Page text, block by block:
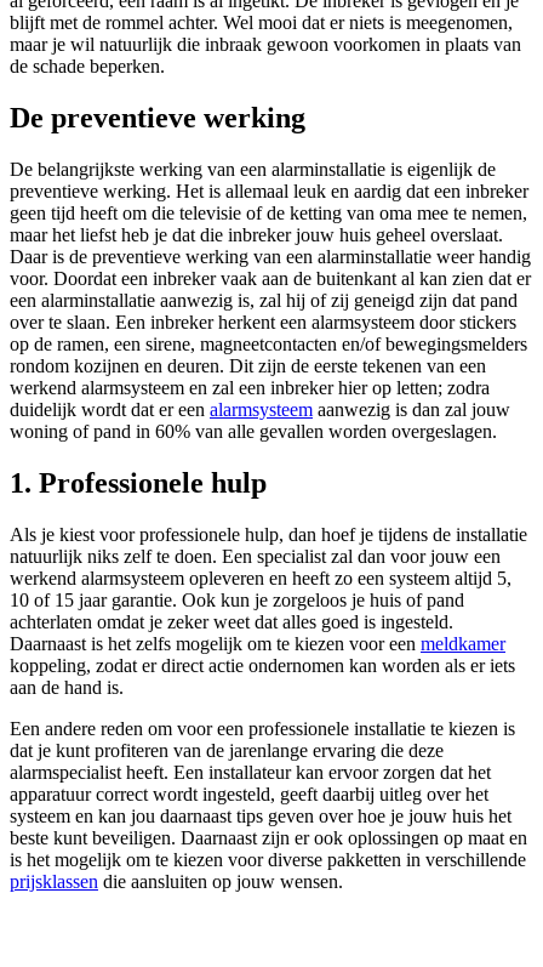
blijft met de rommel achter. Wel mooi dat er niets is meegenomen,
maar je wil natuurlijk die inbraak gewoon voorkomen in plaats van
de schade beperken.
De preventieve werking
De belangrijkste werking van een alarminstallatie is eigenlijk de
preventieve werking. Het is allemaal leuk en aardig dat een inbreker
geen tijd heeft om die televisie of de ketting van oma mee te nemen,
maar het liefst heb je dat die inbreker jouw huis geheel overslaat.
Daar is de preventieve werking van een alarminstallatie weer handig
voor. Doordat een inbreker vaak aan de buitenkant al kan zien dat er
een alarminstallatie aanwezig is, zal hij of zij geneigd zijn dat pand
over te slaan. Een inbreker herkent een alarmsysteem door stickers
op de ramen, een sirene, magneetcontacten en/of bewegingsmelders
rondom kozijnen en deuren. Dit zijn de eerste tekenen van een
werkend alarmsysteem en zal een inbreker hier op letten; zodra
duidelijk wordt dat er een alarmsysteem aanwezig is dan zal jouw
woning of pand in 60% van alle gevallen worden overgeslagen.
1. Professionele hulp
Als je kiest voor professionele hulp, dan hoef je tijdens de installatie
natuurlijk niks zelf te doen. Een specialist zal dan voor jouw een
werkend alarmsysteem opleveren en heeft zo een systeem altijd 5,
10 of 15 jaar garantie. Ook kun je zorgeloos je huis of pand
achterlaten omdat je zeker weet dat alles goed is ingesteld.
Daarnaast is het zelfs mogelijk om te kiezen voor een meldkamer
koppeling, zodat er direct actie ondernomen kan worden als er iets
aan de hand is.
Een andere reden om voor een professionele installatie te kiezen is
dat je kunt profiteren van de jarenlange ervaring die deze
alarmspecialist heeft. Een installateur kan ervoor zorgen dat het
apparatuur correct wordt ingesteld, geeft daarbij uitleg over het
systeem en kan jou daarnaast tips geven over hoe je jouw huis het
beste kunt beveiligen. Daarnaast zijn er ook oplossingen op maat en
is het mogelijk om te kiezen voor diverse pakketten in verschillende
prijsklassen die aansluiten op jouw wensen.